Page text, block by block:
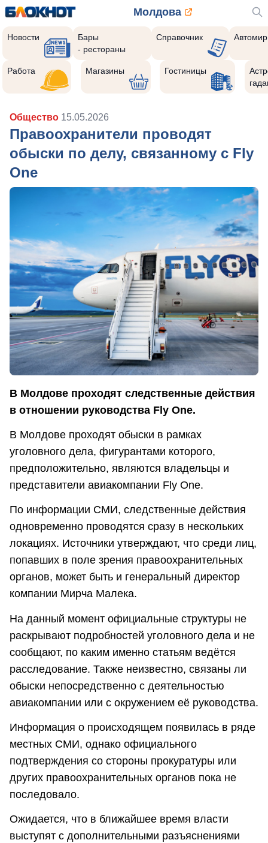
Молдова
Новости
Бары
- рестораны
Справочник Автомир
Работа Магазины Гостиницы
Общество 15.05.2026
Правоохранители проводят
обыски по делу, связанному с Fly
One
В Молдове проходят следственные действия
в отношении руководства Fly One.
В Молдове проходят обыски в рамках
уголовного дела, фигурантами которого,
предположительно, являются владельцы и
представители авиакомпании Fly One.
По информации СМИ, следственные действия
одновременно проводятся сразу в нескольких
локациях. Источники утверждают, что среди лиц,
попавших в поле зрения правоохранительных
органов, может быть и генеральный директор
компании Мирча Малека.
На данный момент официальные структуры не
раскрывают подробностей уголовного дела и не
сообщают, по каким именно статьям ведётся
расследование. Также неизвестно, связаны ли
обыски непосредственно с деятельностью
авиакомпании или с окружением её руководства.
Информация о происходящем появилась в ряде
местных СМИ, однако официального
подтверждения со стороны прокуратуры или
других правоохранительных органов пока не
последовало.
Ожидается, что в ближайшее время власти
выступят с дополнительными разъяснениями